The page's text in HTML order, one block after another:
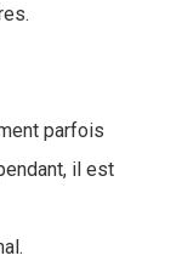
parfois
il est